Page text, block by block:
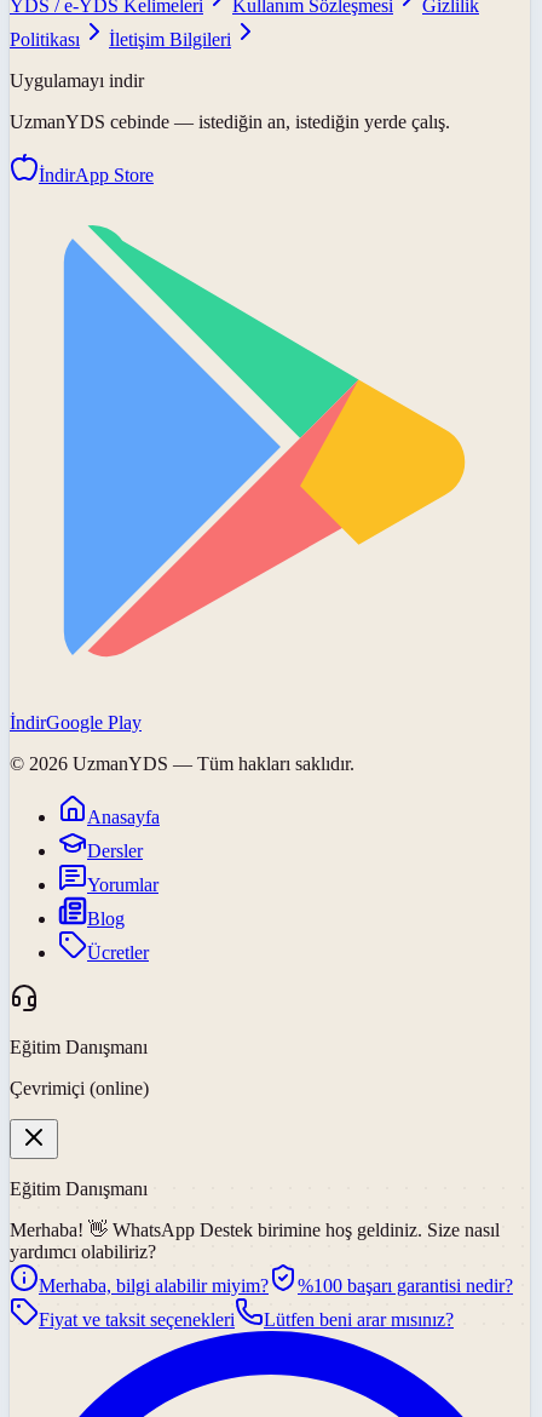
YDS / e-YDS Kelimeleri
Kullanım Sözleşmesi
Gizlilik
Politikası
İletişim Bilgileri
Uygulamayı indir
UzmanYDS cebinde — istediğin an, istediğin yerde çalış.
İndirApp Store
İndirGoogle Play
© 2026 UzmanYDS — Tüm hakları saklıdır.
Anasayfa
Dersler
Yorumlar
Blog
Ücretler
Eğitim Danışmanı
Çevrimiçi (online)
Eğitim Danışmanı
Merhaba! 👋 WhatsApp Destek birimine hoş geldiniz. Size nasıl
yardımcı olabiliriz?
Merhaba, bilgi alabilir miyim?
%100 başarı garantisi nedir?
Fiyat ve taksit seçenekleri
Lütfen beni arar mısınız?